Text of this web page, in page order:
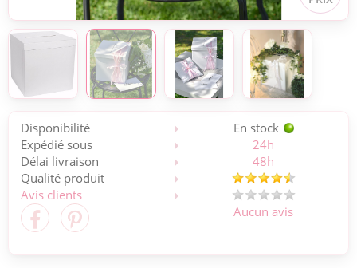
Disponibilité
En stock
Expédié sous
24h
Délai livraison
48h
Qualité produit
Avis clients
Aucun avis